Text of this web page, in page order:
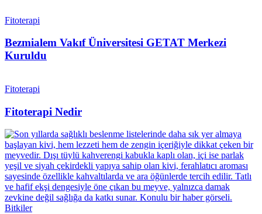
Fitoterapi
Bezmialem Vakıf Üniversitesi GETAT Merkezi
Kuruldu
Fitoterapi
Fitoterapi Nedir
Bitkiler